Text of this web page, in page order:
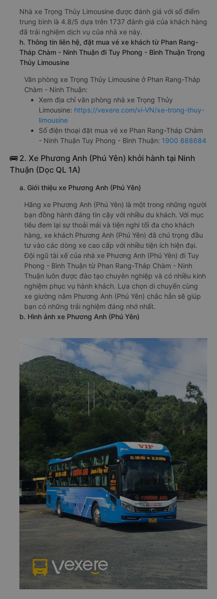
Nhà xe Trọng Thủy Limousine được đánh giá với số điểm
trung bình là 4.8/5 dựa trên 1737 đánh giá của khách hàng
đã trải nghiệm dịch vụ của nhà xe này.
h. Thông tin liên hệ, đặt mua vé xe khách từ Phan Rang-
Tháp Chàm - Ninh Thuận đi Tuy Phong - Bình Thuận Trọng
Thủy Limousine
Văn phòng xe Trọng Thủy Limousine ở Phan Rang-Tháp
Chàm - Ninh Thuận:
Xem địa chỉ văn phòng nhà xe Trọng Thủy
Limousine: https://vexere.com/vi-VN/xe-trong-thuy-
limousine
Số điện thoại đặt mua vé xe Phan Rang-Tháp Chàm
- Ninh Thuận Tuy Phong - Bình Thuận: 1900 888684
🚌 2. Xe Phương Anh (Phú Yên) khởi hành tại Ninh
Thuận (Dọc QL 1A)
a. Giới thiệu xe Phương Anh (Phú Yên)
Hãng xe Phương Anh (Phú Yên) là một trong những người
bạn đồng hành đáng tin cậy với nhiều du khách. Với mục
tiêu đem lại sự thoải mái và tiện nghi tối đa cho khách
hàng, xe khách Phương Anh (Phú Yên) đã chú trọng đầu
tư vào các dòng xe cao cấp với nhiều tiện ích hiện đại.
Đội ngũ tài xế của nhà xe Phương Anh (Phú Yên) đi Tuy
Phong - Bình Thuận từ Phan Rang-Tháp Chàm - Ninh
Thuận luôn được đào tạo chuyên nghiệp và có nhiều kinh
nghiệm phục vụ hành khách. Lựa chọn di chuyển cùng
xe giường nằm Phương Anh (Phú Yên) chắc hẳn sẽ giúp
bạn có những trải nghiệm đáng nhớ nhất.
b. Hình ảnh xe Phương Anh (Phú Yên)